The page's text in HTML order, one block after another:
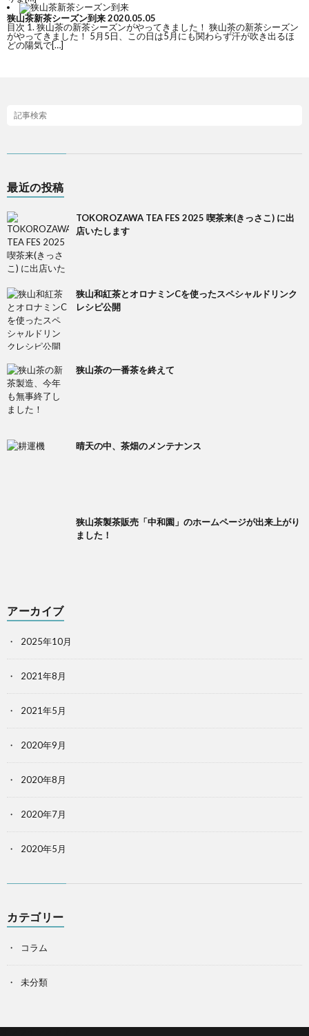
狭山茶新茶シーズン到来2020.05.05
目次 1. 狭山茶の新茶シーズンがやってきました！ 狭山茶の新茶シーズン
がやってきました！ 5月5日、この日は5月にも関わらず汗が吹き出るほ
どの陽気で[…]
最近の投稿
TOKOROZAWA TEA FES 2025 喫茶来(きっさこ) に出
店いたします
狭山和紅茶とオロナミンCを使ったスペシャルドリンク
レシピ公開
狭山茶の一番茶を終えて
晴天の中、茶畑のメンテナンス
狭山茶製茶販売「中和園」のホームページが出来上がり
ました！
アーカイブ
2025年10月
2021年8月
2021年5月
2020年9月
2020年8月
2020年7月
2020年5月
カテゴリー
コラム
未分類